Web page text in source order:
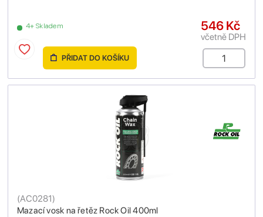
4+ Skladem 546 Kč
včetně DPH
PŘIDAT DO KOŠÍKU
Mazací vosk na řetěz Rock Oil 400ml
(AC0281)